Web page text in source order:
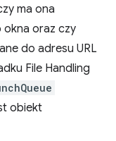
ma ona
oraz czy
do adresu URL
File Handling
obiekt